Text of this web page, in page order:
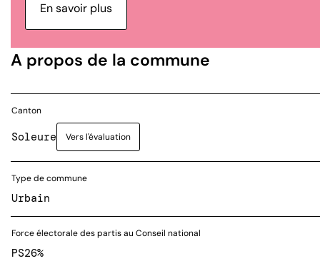
En savoir plus
A propos de la commune
Canton
Soleure Vers l'évaluation
Type de commune
Urbain
Force électorale des partis au Conseil national
PS26%